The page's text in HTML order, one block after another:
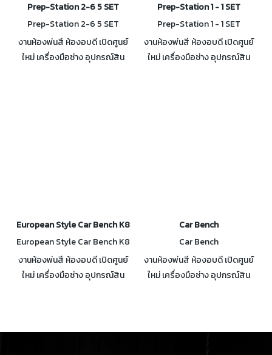
Prep-Station 2-6 5 SET
Prep-Station 2-6 5 SET
งานห้องพ่นสี ห้องอบดี เปิดศูนย์
ใหม่ เครื่องมือช่าง อุปกรณ์สิน
Prep-Station 1 - 1 SET
Prep-Station 1 - 1 SET
งานห้องพ่นสี ห้องอบดี เปิดศูนย์
ใหม่ เครื่องมือช่าง อุปกรณ์สิน
European Style Car Bench K8
European Style Car Bench K8
งานห้องพ่นสี ห้องอบดี เปิดศูนย์
ใหม่ เครื่องมือช่าง อุปกรณ์สิน
Car Bench
Car Bench
งานห้องพ่นสี ห้องอบดี เปิดศูนย์
ใหม่ เครื่องมือช่าง อุปกรณ์สิน